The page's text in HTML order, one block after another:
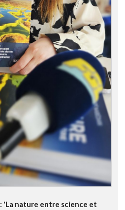
'La nature entre science et